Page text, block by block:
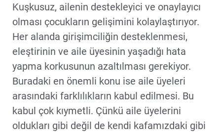
Kuşkusuz, ailenin destekleyici ve onaylayıcı
olması çocukların gelişimini kolaylaştırıyor.
Her alanda girişimciliğin desteklenmesi,
eleştirinin ve aile üyesinin yaşadığı hata
yapma korkusunun azaltılması gerekiyor.
Buradaki en önemli konu ise aile üyeleri
arasındaki farklılıkların kabul edilmesi. Bu
kabul çok kıymetli. Çünkü aile üyelerini
oldukları gibi değil de kendi kafamızdaki gibi